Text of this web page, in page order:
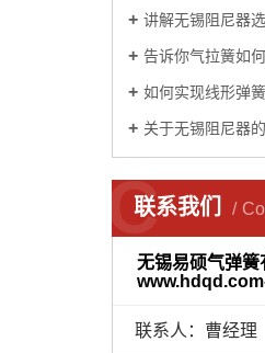
讲解无锡阻尼器选购前
告诉你气拉簧如
如何实现线形弹簧
关于无锡阻尼器
联系我们
C
无锡易硕气弹簧
联系人：曹经理